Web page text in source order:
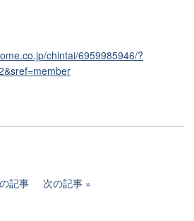
chintai/6959985946/?
記事 次の記事